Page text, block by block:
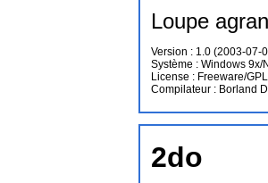
Loupe
Version : 1.0 (2003-07-
Système : Windows 9x/
License : Freeware/GPL
Compilateur : Borland
2do